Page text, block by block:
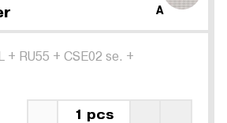
A
+ RU55 + CSE02 se. +
1 pcs